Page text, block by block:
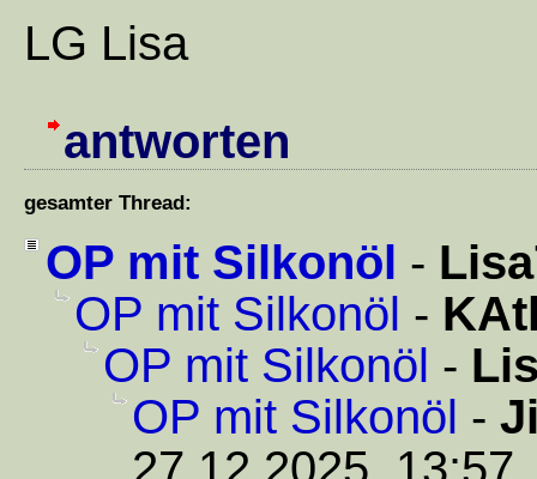
LG Lisa
antworten
gesamter Thread:
OP mit Silkonöl -
OP mit Silkonöl -
OP mit Silkonöl -
OP mit Silkonöl -